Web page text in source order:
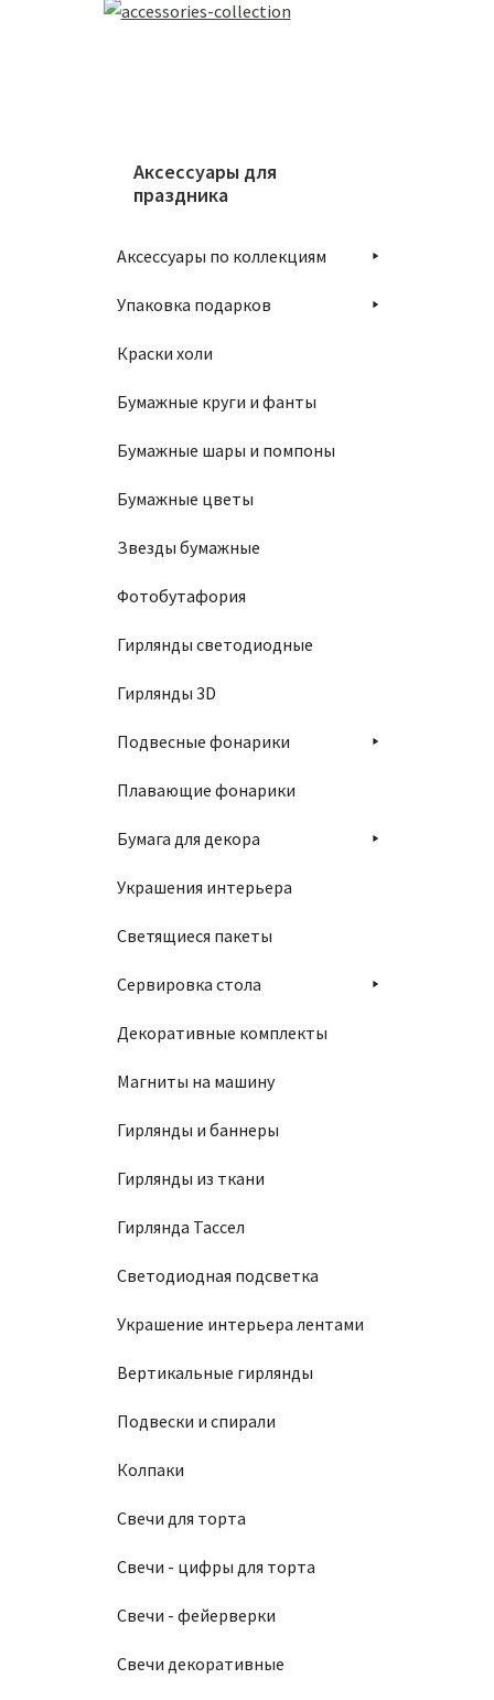
Аксессуары для
праздника
Аксессуары по коллекциям
Упаковка подарков
Краски холи
Бумажные круги и фанты
Бумажные шары и помпоны
Бумажные цветы
Звезды бумажные
Фотобутафория
Гирлянды светодиодные
Гирлянды 3D
Подвесные фонарики
Плавающие фонарики
Бумага для декора
Украшения интерьера
Светящиеся пакеты
Сервировка стола
Декоративные комплекты
Магниты на машину
Гирлянды и баннеры
Гирлянды из ткани
Гирлянда Тассел
Светодиодная подсветка
Украшение интерьера лентами
Вертикальные гирлянды
Подвески и спирали
Колпаки
Свечи для торта
Свечи - цифры для торта
Свечи - фейерверки
Свечи декоративные